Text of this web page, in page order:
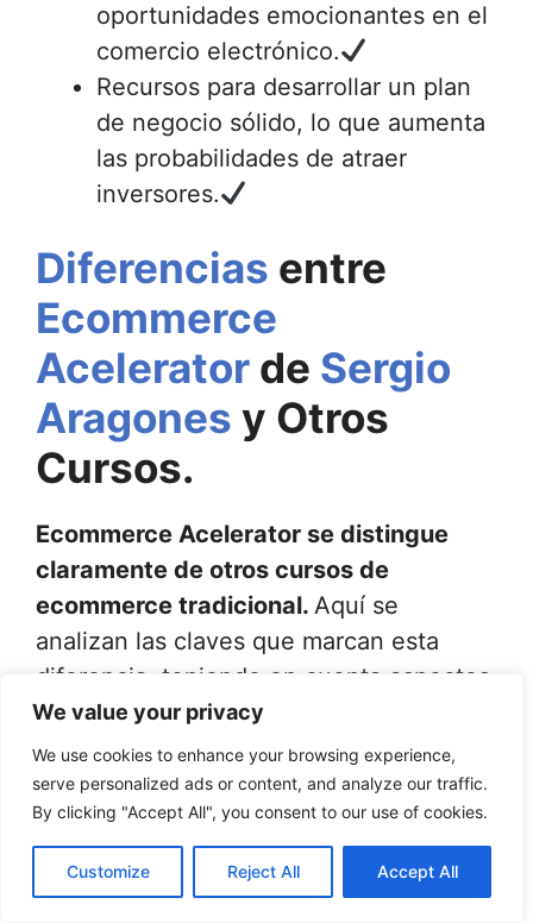
We value your privacy
We use cookies to enhance your browsing experience,
serve personalized ads or content, and analyze our traffic.
By clicking "Accept All", you consent to our use of cookies.
Customize Reject All Accept All
oportunidades emocionantes en el
comercio electrónico.
Recursos para desarrollar un plan
de negocio sólido, lo que aumenta
las probabilidades de atraer
inversores.
Diferencias entre
Ecommerce
Acelerator de Sergio
Aragones y Otros
Cursos.
Ecommerce Acelerator se distingue
claramente de otros cursos de
ecommerce tradicional. Aquí se
analizan las claves que marcan esta
diferencia, teniendo en cuenta aspectos
fundamentales como la metodología de
enseñanza y las opiniones de los
usuarios.
Comparativacon Cursos
Tradicionales de